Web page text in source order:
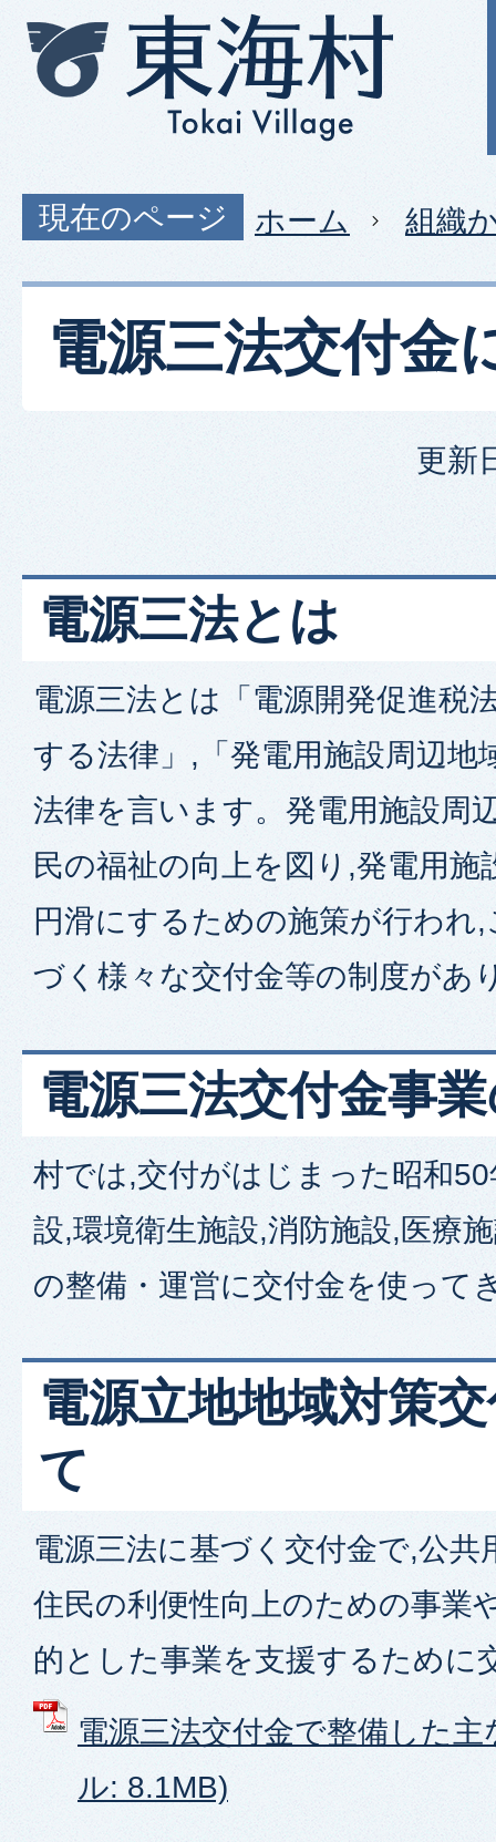
現在のページ ホーム 組織
電源三法交付金
更新
電源三法とは
電源三法とは「電源開発促進税
する法律」,「発電用施設周辺地
法律を言います。発電用施設周
民の福祉の向上を図り,発電用施
円滑にするための施策が行われ
づく様々な交付金等の制度があ
電源三法交付金事
村では,交付がはじまった昭和
設,環境衛生施設,消防施設,医療
の整備・運営に交付金を使って
電源立地地域対策
て
電源三法に基づく交付金で,公共
住民の利便性向上のための事業
的とした事業を支援するために
電源三法交付金で整備した
ル: 8.1MB)